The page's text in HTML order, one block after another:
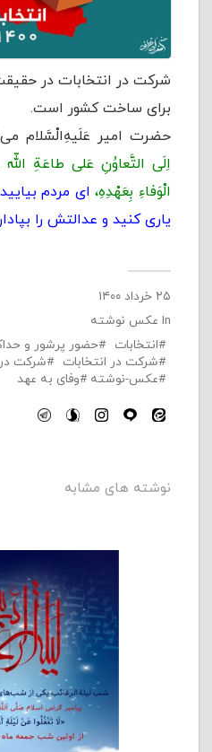
شرکت در انتخابات در
برای ساخت کشور است.
حضرت امیر عَلَیهِ‌الْسَّلام
اِلَى التَّعاوُنِ عَلى طاعَةِ
الْوَفاءِ بِعَهْدِهِ، اى مردم
یارى کنید و عدالتش را
۲۵ خرداد ۱۴۰۰
In عکس نوشته
انتخابات
حضور پرشور و
شرکت در انتخابات
شرکت
عکس-نوشته
وفای به عهد
نوشته های مشابه